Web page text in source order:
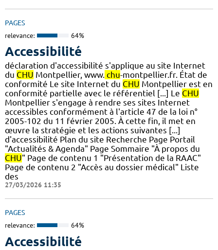
PAGES
relevance: 64%
Accessibilité
déclaration d'accessibilité s'applique au site Internet
du CHU Montpellier, www. chu-montpellier.fr. État de
conformité Le site Internet du CHU Montpellier est en
conformité partielle avec le référentiel [...] Le CHU
Montpellier s'engage à rendre ses sites Internet
accessibles conformément à l'article 47 de la loi n°
2005-102 du 11 février 2005. À cette fin, il met en
œuvre la stratégie et les actions suivantes [...]
d'accessibilité Plan du site Recherche Page Portail
"Actualités & Agenda" Page Sommaire "À propos du
CHU" Page de contenu 1 "Présentation de la RAAC"
Page de contenu 2 "Accès au dossier médical" Liste
des
27/03/2026 11:35
PAGES
relevance: 64%
Accessibilité